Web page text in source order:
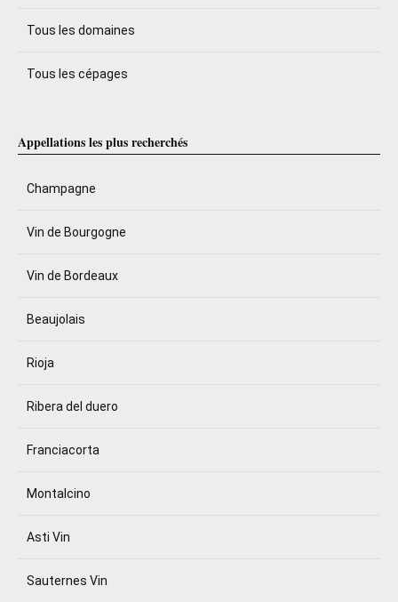
Tous les domaines
Tous les cépages
Appellations les plus recherchés
Champagne
Vin de Bourgogne
Vin de Bordeaux
Beaujolais
Rioja
Ribera del duero
Franciacorta
Montalcino
Asti Vin
Sauternes Vin